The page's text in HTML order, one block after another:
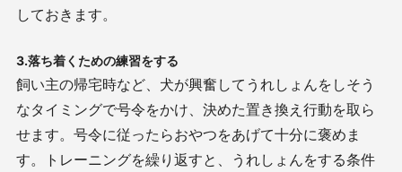
しておきます。
3.落ち着くための練習をする
飼い主の帰宅時など、犬が興奮してうれしょんをしそう
なタイミングで号令をかけ、決めた置き換え行動を取ら
せます。号令に従ったらおやつをあげて十分に褒めま
す。トレーニングを繰り返すと、うれしょんをする条件